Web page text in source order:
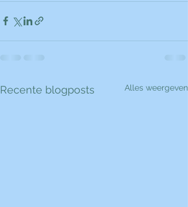
Recente blogposts Alles weergeven